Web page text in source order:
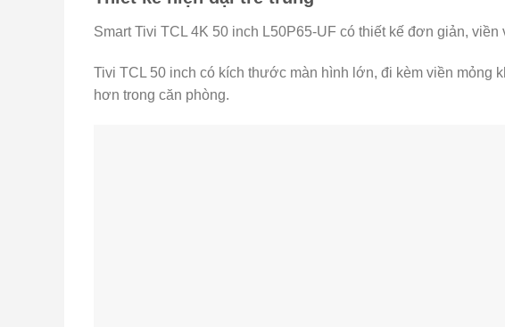
Smart Tivi TCL 4K 50 inch L50P65-UF có thiết kế đơn giản, viền
hơn trong căn phòng.